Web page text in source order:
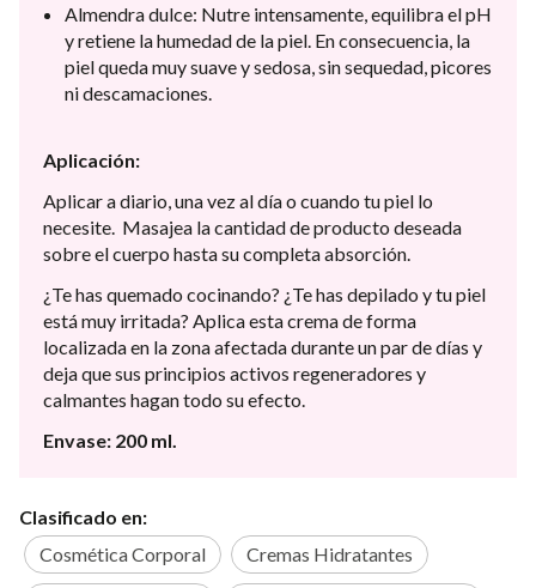
Almendra dulce: Nutre intensamente, equilibra el pH
y retiene la humedad de la piel. En consecuencia, la
piel queda muy suave y sedosa, sin sequedad, picores
ni descamaciones.
Aplicación:
Aplicar a diario, una vez al día o cuando tu piel lo
necesite. Masajea la cantidad de producto deseada
sobre el cuerpo hasta su completa absorción.
¿Te has quemado cocinando? ¿Te has depilado y tu piel
está muy irritada? Aplica esta crema de forma
localizada en la zona afectada durante un par de días y
deja que sus principios activos regeneradores y
calmantes hagan todo su efecto.
Envase: 200 ml.
Clasificado en:
Cosmética Corporal
Cremas Hidratantes